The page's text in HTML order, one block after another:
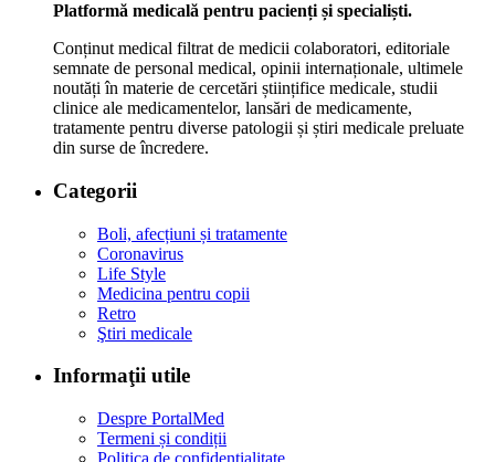
Platformă medicală pentru pacienți și specialiști.
Conținut medical filtrat de medicii colaboratori, editoriale
semnate de personal medical, opinii internaționale, ultimele
noutăți în materie de cercetări științifice medicale, studii
clinice ale medicamentelor, lansări de medicamente,
tratamente pentru diverse patologii și știri medicale preluate
din surse de încredere.
Categorii
Boli, afecțiuni și tratamente
Coronavirus
Life Style
Medicina pentru copii
Retro
Ştiri medicale
Informaţii utile
Despre PortalMed
Termeni și condiții
Politica de confidențialitate